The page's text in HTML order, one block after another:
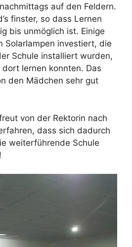
auf den Feldern.
finster, so dass Lernen
bis unmöglich ist. Einige
Solarlampen investiert, die
Schule installiert wurden,
lernen konnten. Das
den Mädchen sehr gut
von der Rektorin nach
dass sich dadurch
weiterführende Schule